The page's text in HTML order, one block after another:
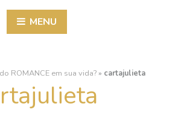
MENU
ROMANCE em sua vida? » cartajulieta